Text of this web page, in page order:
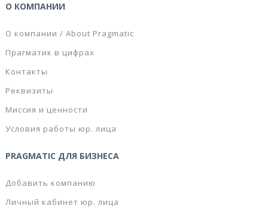
О КОМПАНИИ
О компании / About Pragmatic
Прагматик в цифрах
Контакты
Реквизиты
Миссия и ценности
Условия работы юр. лица
PRAGMATIC ДЛЯ БИЗНЕСА
Добавить компанию
Личный кабинет юр. лица